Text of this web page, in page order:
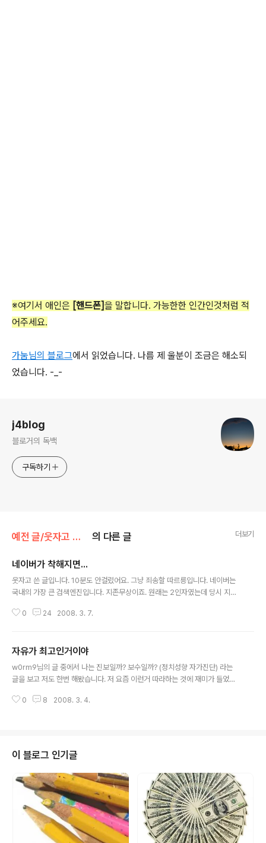
※여기서 애인은 [핸드폰]을 말합니다. 가능한한 인간인것처럼 적
어주세요.
가눔님의 블로그에서 읽었습니다. 나름 제 울분이 조금은 해소되
었습니다. -_-
j4blog
블로거의 독백
구독하기
예전 글/웃자고 쓴 글 의 다른 글 더보기
네이버가 착해지면...
웃자고 쓴 글입니다. 10분도 안걸렸어요. 그냥 죄송할 따르릉입니다. 네이버는
국내의 가장 큰 검색엔진입니다. 지존무상이죠. 원래는 2인자였는데 당시 지존
다. 그런데 항상 지존은 '지..조오ㄴ'(쿨럭..욕나올 뻔) 스러워 진다는 것이 문제
만장자 양산 네이버도 구글스러운 광고하나 론칭하면 네이버 블로거들은 그 막
대한 내부 유동인원으로 떼 돈 벌 사람 꽤 생길 것 같습니다. 지금은 그냥 네.이.
배만 불러요 2. 국내의 저작권 논쟁 잠잠? 네이버가 펌로거들을 가차없이 회원
0 24 2008. 3. 7.
자유가 최고인거이야
w0rm9님의 글 중에서 나는 진보일까? 보수일까? (정치성향 자가진단) 라는
글을 보고 저도 한번 해봤습니다. 저 요즘 이런거 따라하는 것에 재미가 들었나
유 4 에 개인적 자유 14) 진보 성향으로 알고 있었는데 좀 특이하군요. 이런 것
~
0 8 2008. 3. 4.
이 블로그 인기글